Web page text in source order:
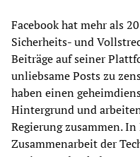
Facebook hat mehr als
Sicherheits- und
Beiträge auf seiner
unliebsame Posts zu
haben einen
Hintergrund und
Regierung zusammen.
Zusammenarbeit der